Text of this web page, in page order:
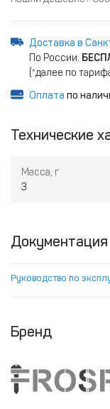
Доставка в
По России:
(*далее по
Оплата по
Технические
Масса, г
3
Документация
Руководство по
Бренд